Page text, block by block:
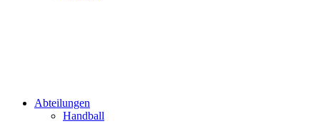
Abteilungen
Handball